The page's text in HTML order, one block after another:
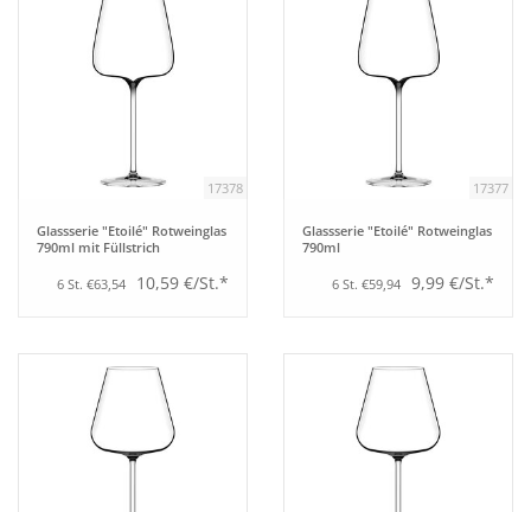
Berufsbekleidung
Küche
Küchenmöbel
17378
Glassserie "Etoilé" Rotweinglas
790ml mit Füllstrich
6 St. €63,54 10,59 €/St.*
17377
Glassserie "Etoilé" Rotweinglas
790ml
6 St. €59,94 9,99 €/St.*